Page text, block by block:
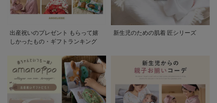
出産祝いのプレゼント もらって嬉
しかったもの・ギフトランキング
新生児のための肌着 匠シリーズ